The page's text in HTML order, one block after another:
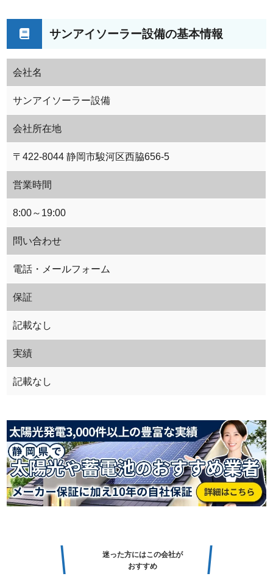
サンアイソーラー設備の基本情報
会社名
サンアイソーラー設備
会社所在地
〒422-8044 静岡市駿河区西脇656-5
営業時間
8:00～19:00
問い合わせ
電話・メールフォーム
保証
記載なし
実績
記載なし
迷った方にはこの会社が
おすすめ